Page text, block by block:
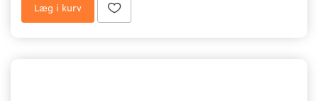
Læg i kurv